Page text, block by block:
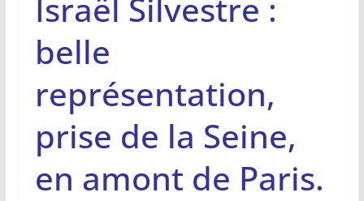
Israël Silvestre :
belle
représentation,
prise de la Seine,
en amont de Paris.